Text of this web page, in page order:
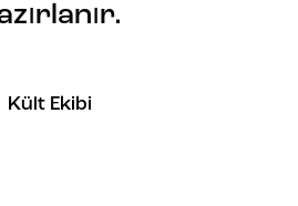
Kült Ekibi